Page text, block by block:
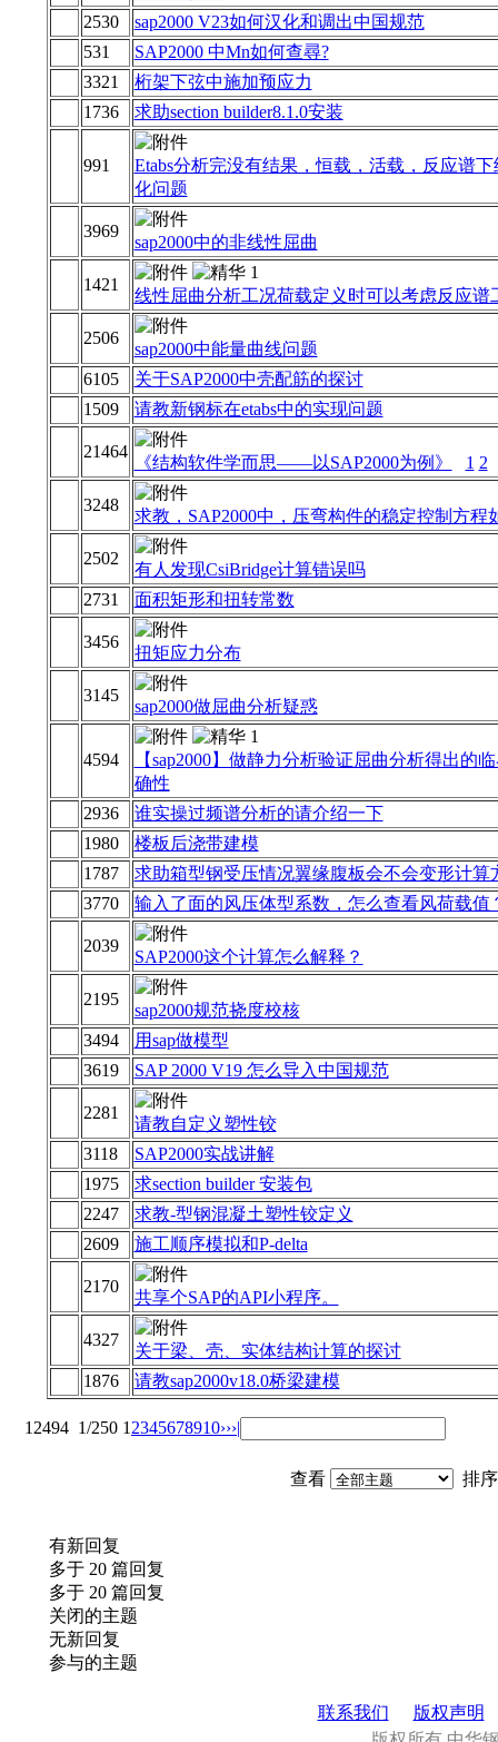
2530
sap2000 V23如何汉化和调出中国规范
531
SAP2000 中Mn如何查尋?
3321
桁架下弦中施加预应力
1736
求助section builder8.1.0安装
991
Etabs分析完没有结果，恒载，活载，反应谱
化问题
3969
sap2000中的非线性屈曲
1421
线性屈曲分析工况荷载定义时可以考虑反应谱
2506
sap2000中能量曲线问题
6105
关于SAP2000中壳配筋的探讨
1509
请教新钢标在etabs中的实现问题
21464
《结构软件学而思——以SAP2000为例》 1 2
3248
求教，SAP2000中，压弯构件的稳定控制方程
2502
有人发现CsiBridge计算错误吗
2731
面积矩形和扭转常数
3456
扭矩应力分布
3145
sap2000做屈曲分析疑惑
4594
【sap2000】做静力分析验证屈曲分析得出的
确性
2936
谁实操过频谱分析的请介绍一下
1980
楼板后浇带建模
1787
求助箱型钢受压情况翼缘腹板会不会变形计算
3770
输入了面的风压体型系数，怎么查看风荷载值
2039
SAP2000这个计算怎么解释？
2195
sap2000规范挠度校核
3494
用sap做模型
3619
SAP 2000 V19 怎么导入中国规范
2281
请教自定义塑性铰
3118
SAP2000实战讲解
1975
求section builder 安装包
2247
求教-型钢混凝土塑性铰定义
2609
施工顺序模拟和P-delta
2170
共享个SAP的API小程序。
4327
关于梁、壳、实体结构计算的探讨
1876
请教sap2000v18.0桥梁建模
12494 1/250 1 2345678910›››|
查看 排
有新回复
多于 20 篇回复
多于 20 篇回复
关闭的主题
无新回复
参与的主题
联系我们
版权声明